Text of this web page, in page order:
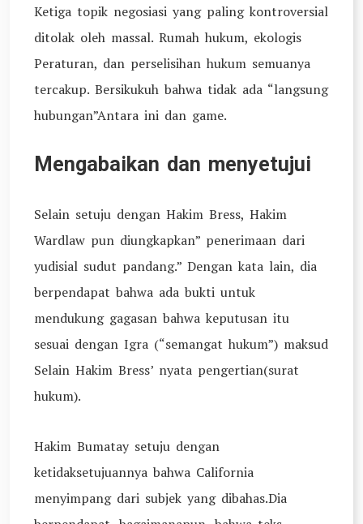
Ketiga topik negosiasi yang paling kontroversial
ditolak oleh massal. Rumah hukum, ekologis
Peraturan, dan perselisihan hukum semuanya
tercakup. Bersikukuh bahwa tidak ada “langsung
hubungan”Antara ini dan game.
Mengabaikan dan menyetujui
Selain setuju dengan Hakim Bress, Hakim
Wardlaw pun diungkapkan” penerimaan dari
yudisial sudut pandang.” Dengan kata lain, dia
berpendapat bahwa ada bukti untuk
mendukung gagasan bahwa keputusan itu
sesuai dengan Igra (“semangat hukum”) maksud
Selain Hakim Bress’ nyata pengertian(surat
hukum).
Hakim Bumatay setuju dengan
ketidaksetujuannya bahwa California
menyimpang dari subjek yang dibahas.Dia